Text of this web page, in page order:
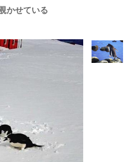
かせている